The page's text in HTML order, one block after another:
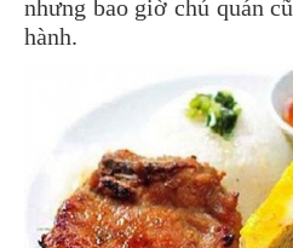
nhưng bao giờ chủ quán
hành.